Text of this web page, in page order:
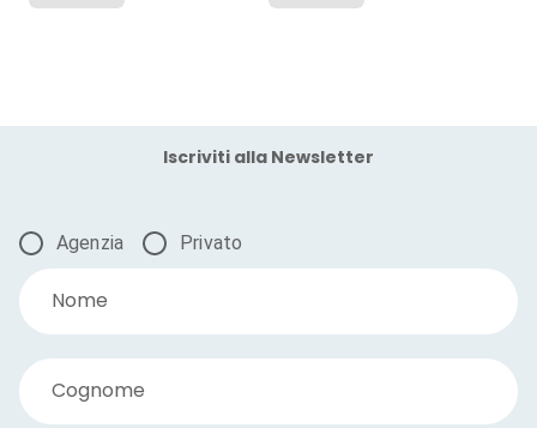
Iscriviti alla Newsletter
Agenzia Privato
Nome
Cognome